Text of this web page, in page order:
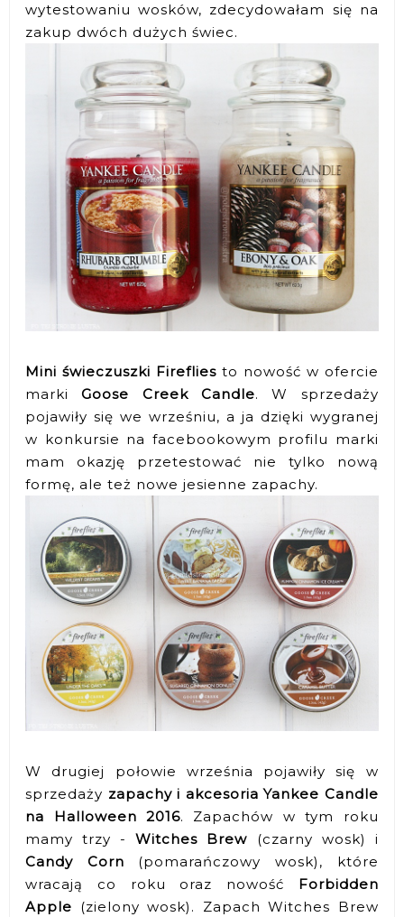
wytestowaniu wosków, zdecydowałam się na
zakup dwóch dużych świec.
Mini świeczuszki Firefliesto nowość w ofercie
markiGoose Creek Candle. W sprzedaży
pojawiły się we wrześniu, a ja dzięki wygranej
w konkursie na facebookowym profilu marki
mam okazję przetestować nie tylko nową
formę, ale też nowe jesienne zapachy.
W drugiej połowie września pojawiły się w
sprzedaży zapachy i akcesoria Yankee Candle
na Halloween 2016. Zapachów w tym roku
mamy trzy -Witches Brew (czarny wosk) i
Candy Corn (pomarańczowy wosk), które
wracają co roku oraz nowość
Forbidden
Apple (zielony wosk). Zapach Witches Brew